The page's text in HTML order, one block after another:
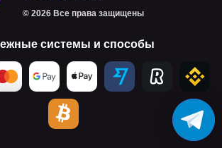
© 2026 Все права защищены
системы и способы